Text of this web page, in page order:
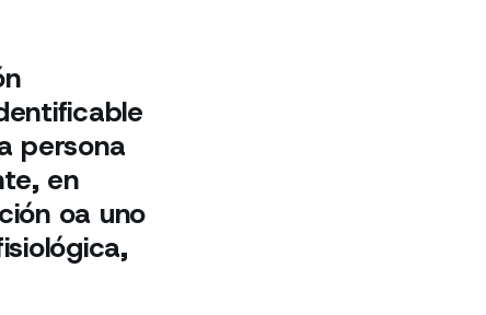
persona
en
oa uno